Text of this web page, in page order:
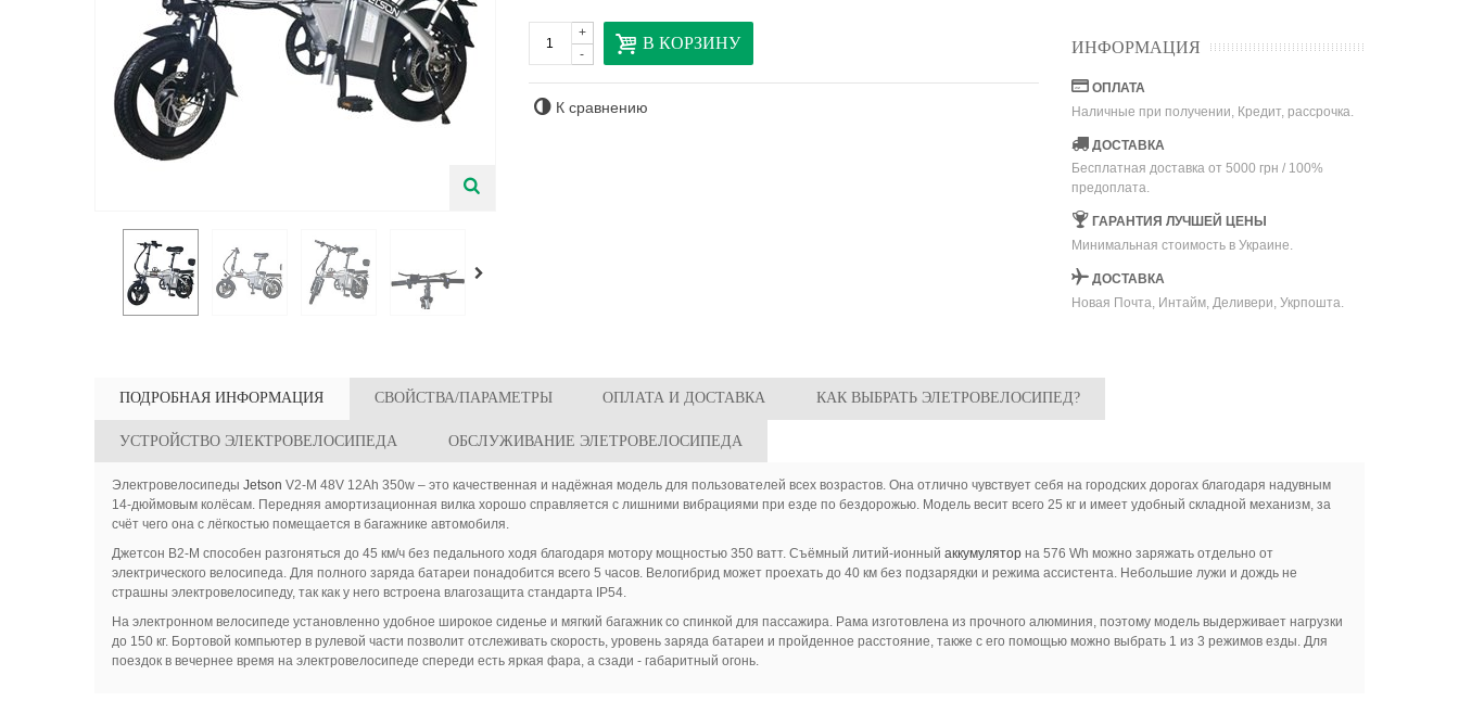
-
+ В КОРЗИНУ
К сравнению
ИНФОРМАЦИЯ
ОПЛАТА
Наличные при получении, Кредит, рассрочка.
ДОСТАВКА
Бесплатная доставка от 5000 грн / 100%
предоплата.
ГАРАНТИЯ ЛУЧШЕЙ ЦЕНЫ
Минимальная стоимость в Украине.
ДОСТАВКА
Новая Почта, Интайм, Деливери, Укрпошта.
ПОДРОБНАЯ ИНФОРМАЦИЯ СВОЙСТВА/ПАРАМЕТРЫ ОПЛАТА И ДОСТАВКА КАК ВЫБРАТЬ ЭЛЕТРОВЕЛОСИПЕД?
УСТРОЙСТВО ЭЛЕКТРОВЕЛОСИПЕДА ОБСЛУЖИВАНИЕ ЭЛЕТРОВЕЛОСИПЕДА
Электровелосипеды Jetson V2-M 48V 12Ah 350w – это качественная и надёжная модель для пользователей всех возрастов. Она отлично чувствует себя на городских дорогах благодаря надувным
14-дюймовым колёсам. Передняя амортизационная вилка хорошо справляется с лишними вибрациями при езде по бездорожью. Модель весит всего 25 кг и имеет удобный складной механизм, за
счёт чего она с лёгкостью помещается в багажнике автомобиля.
Джетсон В2-М способен разгоняться до 45 км/ч без педального ходя благодаря мотору мощностью 350 ватт. Съёмный литий-ионный аккумуляторна 576 Wh можно заряжать отдельно от
электрического велосипеда. Для полного заряда батареи понадобится всего 5 часов. Велогибрид может проехать до 40 км без подзарядки и режима ассистента. Небольшие лужи и дождь не
страшны электровелосипеду, так как у него встроена влагозащита стандарта IP54.
На электронном велосипеде установленно удобное широкое сиденье и мягкий багажник со спинкой для пассажира. Рама изготовлена из прочного алюминия, поэтому модель выдерживает нагрузки
до 150 кг. Бортовой компьютер в рулевой части позволит отслеживать скорость, уровень заряда батареи и пройденное расстояние, также с его помощью можно выбрать 1 из 3 режимов езды. Для
поездок в вечернее время на электровелосипеде спереди есть яркая фара, а сзади - габаритный огонь.